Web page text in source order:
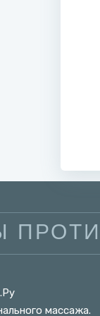
массажа.